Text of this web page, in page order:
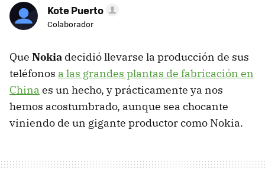
Kote Puerto
Colaborador
Que Nokia decidió llevarse la producción de sus
teléfonos a las grandes plantas de fabricación en
China es un hecho, y prácticamente ya nos
hemos acostumbrado, aunque sea chocante
viniendo de un gigante productor como Nokia.